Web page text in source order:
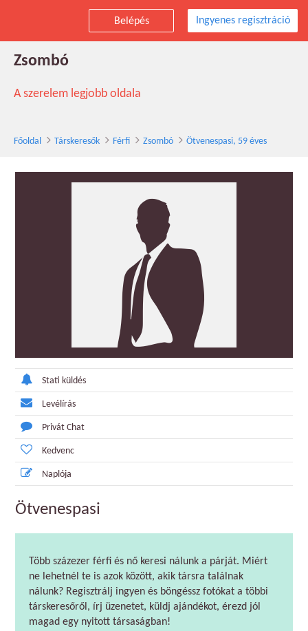
Belépés Ingyenes regisztráció
Ötvenespasi társkereső férfi, 59 éves,
Zsombó
A szerelem legjobb oldala
Főoldal Társkeresők Férfi Zsombó Ötvenespasi, 59 éves
Stati küldés
Levélírás
Privát Chat
Kedvenc
Naplója
Ötvenespasi
Több százezer férfi és nő keresi nálunk a párját. Miért
ne lehetnél te is azok között, akik társra találnak
nálunk? Regisztrálj ingyen és böngéssz fotókat a többi
társkeresőről, írj üzenetet, küldj ajándékot, érezd jól
magad egy nyitott társaságban!